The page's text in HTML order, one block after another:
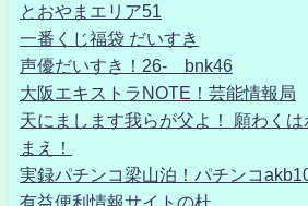
とおやまエリア51
一番くじ福袋 だいすき
声優だいすき！26- bnk46
大阪エキストラNOTE！芸能情報局
天にまします我らが父よ！ 願わく
まえ！
実録パチンコ梁山泊！パチンコ
有益便利情報サイトの杜